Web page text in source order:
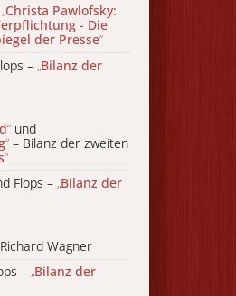
„Christa Pawlofsky:
- Die
der Presse“
– „Bilanz der
“ und
“ – Bilanz der zweiten
“
Flops – „Bilanz der
Wagner
– „Bilanz der